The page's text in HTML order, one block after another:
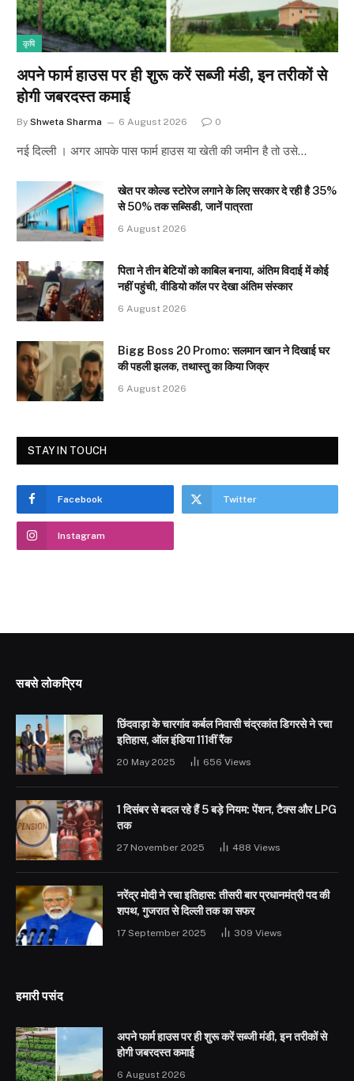
कृषि
अपने फार्म हाउस पर ही शुरू करें सब्जी मंडी, इन तरीकों से
होगी जबरदस्त कमाई
By Shweta Sharma 6 August 2026 0
नई दिल्ली । अगर आपके पास फार्म हाउस या खेती की जमीन है तो उसे…
खेत पर कोल्ड स्टोरेज लगाने के लिए सरकार दे रही है 35%
से 50% तक सब्सिडी, जानें पात्रता
6 August 2026
पिता ने तीन बेटियों को काबिल बनाया, अंतिम विदाई में कोई
नहीं पहुंची, वीडियो कॉल पर देखा अंतिम संस्कार
6 August 2026
Bigg Boss 20 Promo: सलमान खान ने दिखाई घर
की पहली झलक, तथास्तु का किया जिक्र
6 August 2026
STAY IN TOUCH
Facebook Twitter
Instagram
सबसे लोकप्रिय
छिंदवाड़ा के चारगांव कर्बल निवासी चंद्रकांत डिगरसे ने रचा
इतिहास, ऑल इंडिया 111वीं रैंक
20 May 2025 656 Views
1 दिसंबर से बदल रहे हैं 5 बड़े नियम: पेंशन, टैक्स और LPG
तक
27 November 2025 488 Views
नरेंद्र मोदी ने रचा इतिहास: तीसरी बार प्रधानमंत्री पद की
शपथ, गुजरात से दिल्ली तक का सफर
17 September 2025 309 Views
हमारी पसंद
अपने फार्म हाउस पर ही शुरू करें सब्जी मंडी, इन तरीकों से
होगी जबरदस्त कमाई
6 August 2026